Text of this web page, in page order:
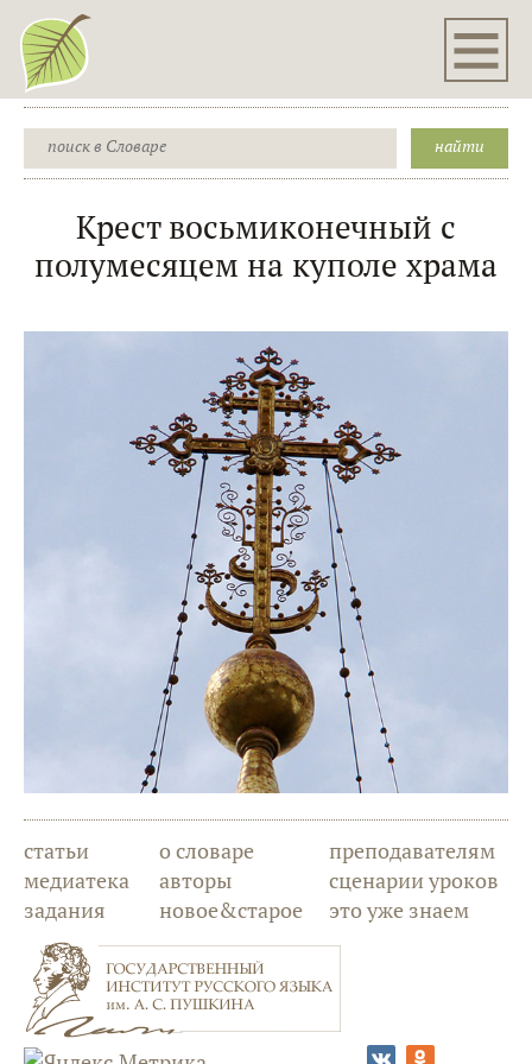
Крест восьмиконечный с
полумесяцем на куполе храма
статьи
медиатека
задания
о словаре
авторы
новое&старое
преподавателям
сценарии уроков
это уже знаем